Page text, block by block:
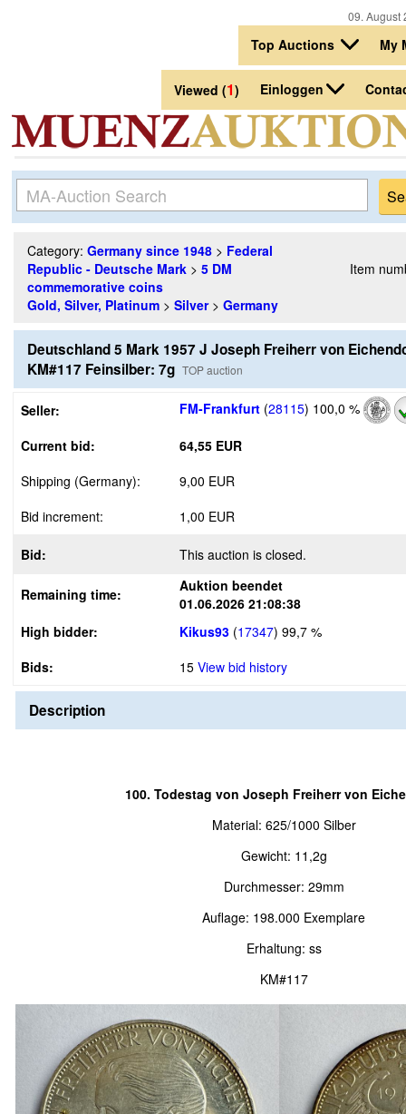
09.
Top Auctions My
Viewed (1) Einloggen
Category: Germany since 1948 > Federal
Republic - Deutsche Mark > 5 DM
commemorative coins
Gold, Silver, Platinum > Silver> Germany
Item
Deutschland 5 Mark 1957 J Joseph Freiherr von
KM#117 Feinsilber: 7g TOP auction
Seller: FM-Frankfurt (28115) 100,0 %
Current bid:
64,55 EUR
Shipping (Germany):
9,00 EUR
Bid increment:
1,00 EUR
Bid: This auction is closed.
Remaining time:
Auktion beendet
01.06.2026 21:08:38
High bidder:
Kikus93 (17347) 99,7 %
Bids:
15 View bid history
Description
100. Todestag von Joseph Freiherr von
Material: 625/1000 Silber
Gewicht: 11,2g
Durchmesser: 29mm
Auflage: 198.000 Exemplare
Erhaltung: ss
KM#117